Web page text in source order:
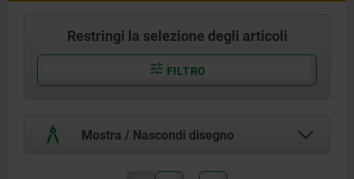
Restringi la selezione degli articoli
FILTRO
Mostra / Nascondi disegno